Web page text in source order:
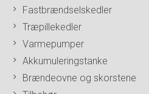
Fastbrændselskedler
Træpillekedler
Varmepumper
Akkumuleringstanke
Brændeovne og skorstene